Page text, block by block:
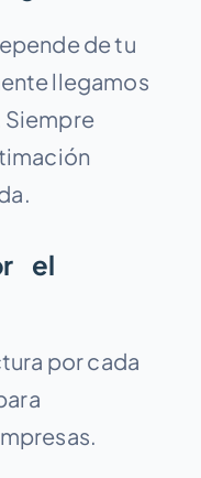
de tu
llegamos
Siempre
el
por cada